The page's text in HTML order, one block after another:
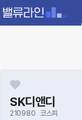
SK디앤디
210980 코스피